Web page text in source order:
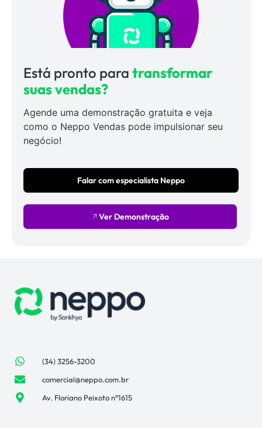
Está pronto para transformar
suas vendas?
Agende uma demonstração gratuita e veja
como o Neppo Vendas pode impulsionar seu
negócio!
Falar com especialista Neppo
Ver Demonstração
(34) 3256-3200
comercial@neppo.com.br
Av. Floriano Peixoto n°1615